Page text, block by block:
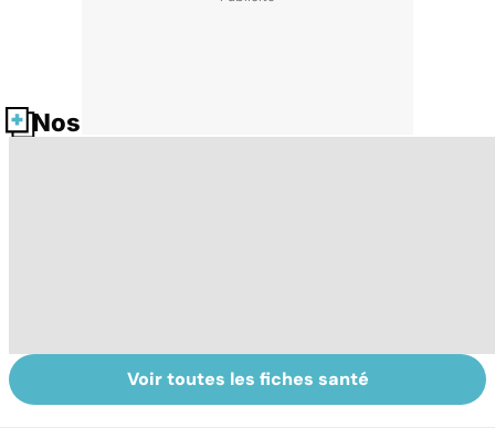
Nos fiches santé
Tout savoir sur
les infections
Inflammation des
amygdales : que
Voir toutes les fiches santé